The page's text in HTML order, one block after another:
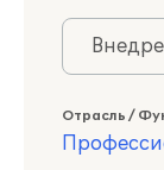
Отрасль /